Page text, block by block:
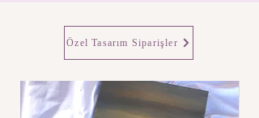
Özel Tasarım Siparişler